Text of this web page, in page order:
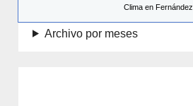
Clima en Fernández
Archivo por meses